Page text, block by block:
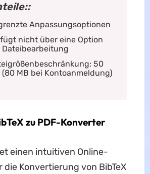
Anpassungsoptionen
nicht über eine Option
Dateibearbeitung
50
(80 MB bei Kontoanmeldung)
zu PDF-Konverter
einen intuitiven Online-
Konvertierung von BibTeX